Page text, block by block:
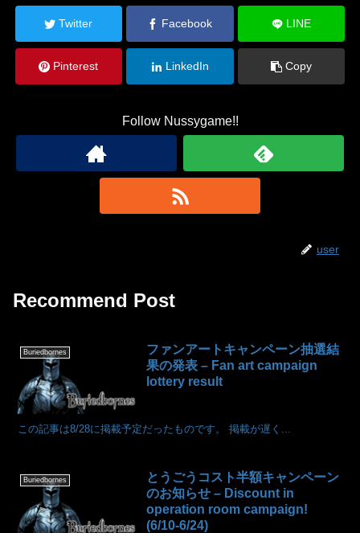
Twitter Facebook LINE
Pinterest LinkedIn Copy
Follow Nussygame!!
user
Recommend Post
Buriedbornes
ファンアートキャンペーン抽選結
果の発表 – Fan art campaign
lottery result
この記事は8/28に掲載予定だったものです。 掲載が遅く...
Buriedbornes
とうごうコスト半額キャンペーン
のお知らせ – Discount in
operation room campaign!
(6/10-6/24)